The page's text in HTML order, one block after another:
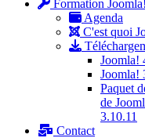
Formation Joomla!
Agenda
C'est quoi
Joomla!
Joomla!
Paquet
de
3.10.11
Contact